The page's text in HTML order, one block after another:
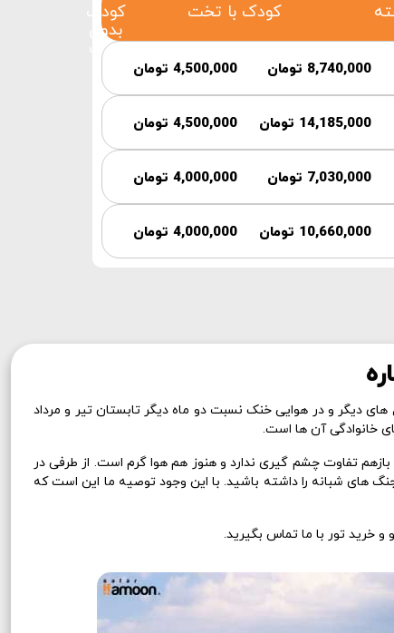
کودک با تخت
کودک
بدون
تخت
8,740,000 تومان 4,500,000 تومان
14,185,000 تومان 4,500,000 تومان
7,030,000 تومان 4,000,000 تومان
10,660,000 تومان 4,000,000 تومان
دیگر و در هوایی خنک نسبت دو ماه دیگر تابستان تیر و مرداد
خانوادگی آن ها است.
تفاوت چشم گیری ندارد و هنوز هم هوا گرم است. از طرفی در
های شبانه را داشته باشید. با این وجود توصیه ما این است که
خرید تور با ما تماس بگیرید.